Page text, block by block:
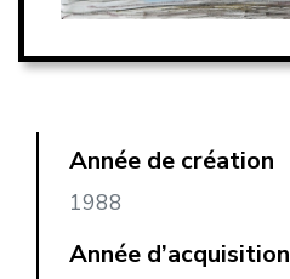
Année de création
1988
Année d’acquisition